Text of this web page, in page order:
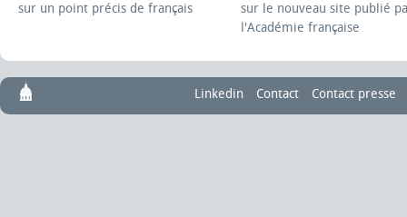
sur un point précis de français
sur le nouveau site publié
l'Académie française
Linkedin Contact Contact presse